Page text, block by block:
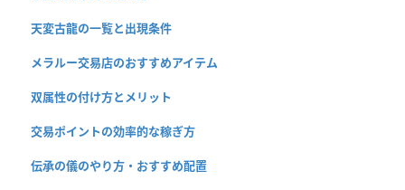
天変古龍の一覧と出現条件
メラルー交易店のおすすめアイテム
双属性の付け方とメリット
交易ポイントの効率的な稼ぎ方
伝承の儀のやり方・おすすめ配置